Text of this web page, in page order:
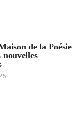
de la Poésie
nouvelles